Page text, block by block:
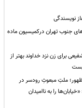
جنوب تهران درکمیسیون ماده
برای زن نزد خداوند بهتر از
ظهور؛ ملتِ مبعوثِ رودسر در
را به ناامیدان